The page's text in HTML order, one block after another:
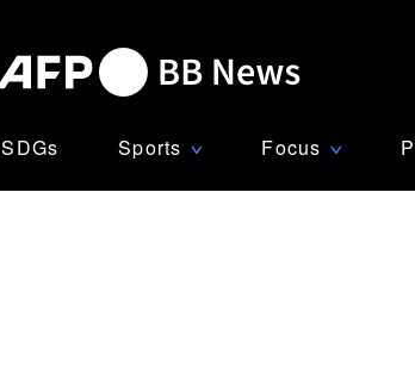
SDGs Sports ∨ Focus ∨